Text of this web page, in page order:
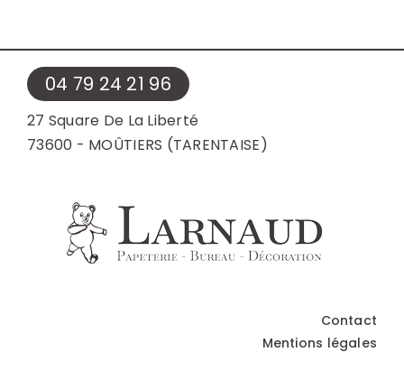
04 79 24 21 96
27 Square De La Liberté
73600 - MOÛTIERS (TARENTAISE)
Contact
Mentions légales